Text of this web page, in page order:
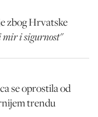
zbog Hrvatske
mir i sigurnost"
se oprostila od
trendu